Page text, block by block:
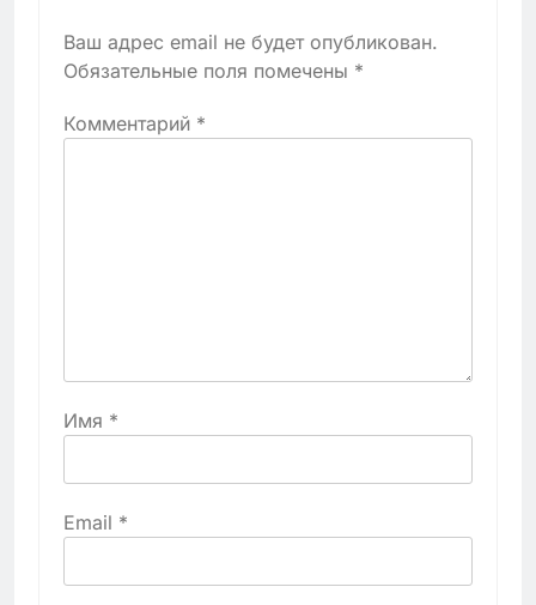
Ваш адрес email не будет опубликован.
Обязательные поля помечены *
Комментарий *
Имя *
Email *